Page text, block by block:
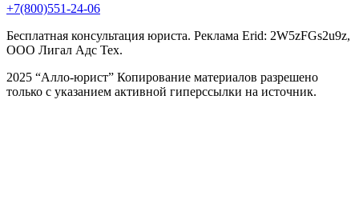
+7(800)551-24-06
Бесплатная консультация юриста. Реклама Erid: 2W5zFGs2u9z,
ООО Лигал Адс Тех.
2025 “Алло-юрист” Копирование материалов разрешено
только с указанием активной гиперссылки на источник.